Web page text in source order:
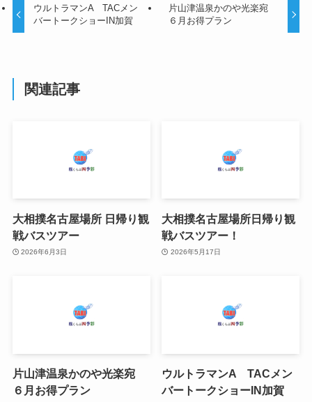
ウルトラマンA TACメン
バートークショーIN加賀
片山津温泉かのや光楽宛
６月お得プラン
関連記事
大相撲名古屋場所 日帰り観
戦バスツアー
2026年6月3日
大相撲名古屋場所日帰り観
戦バスツアー！
2026年5月17日
片山津温泉かのや光楽宛
６月お得プラン
ウルトラマンA TACメン
バートークショーIN加賀